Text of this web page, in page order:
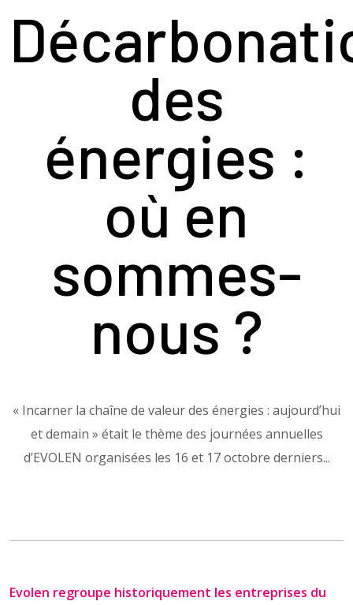
des
énergies :
où en
sommes-
nous ?
« Incarner la chaîne de valeur des énergies : aujourd’hui
et demain » était le thème des journées annuelles
d’EVOLEN organisées les 16 et 17 octobre derniers...
Evolen regroupe historiquement les entreprises du